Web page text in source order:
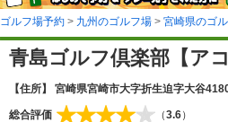
ゴルフ場予約 > 九州のゴルフ場 > 宮崎県のゴ
青島ゴルフ倶楽部【ア
【住所】 宮崎県宮崎市大字折生迫字大谷
総合評価 （3.6）